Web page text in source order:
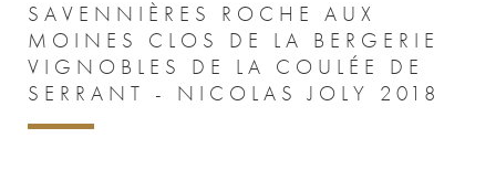
SAVENNIÈRES ROCHE AUX
MOINES CLOS DE LA BERGERIE
VIGNOBLES DE LA COULÉE DE
SERRANT - NICOLAS JOLY 2018